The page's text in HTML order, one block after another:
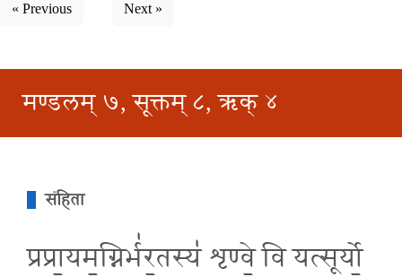
« Previous Next »
मण्डलम् ७, सूक्तम् ८, ऋक् ४
संहिता
प्रप्रा॒यम॒ग्निर्भ॑र॒तस्य॑ शृण्वे॒ वि यत्सूर्यो॒